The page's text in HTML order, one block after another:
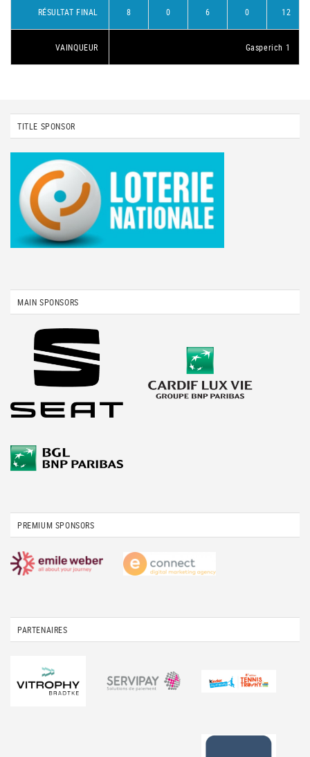
RÉSULTAT FINAL 8 0 6 0 12
VAINQUEUR Gasperich 1
TITLE SPONSOR
MAIN SPONSORS
PREMIUM SPONSORS
PARTENAIRES